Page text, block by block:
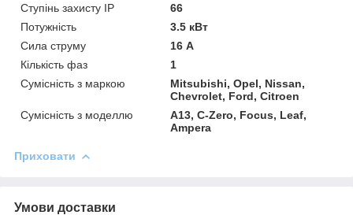
Ступінь захисту IP
66
Потужність
3.5 кВт
Сила струму
16 А
Кількість фаз
1
Сумісність з маркою
Mitsubishi, Opel, Nissan,
Chevrolet, Ford, Citroen
Сумісність з моделлю
A13, C-Zero, Focus, Leaf,
Ampera
Приховати
Умови доставки